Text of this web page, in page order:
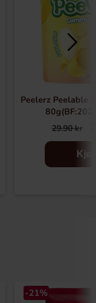
Peelerz Peelable
29.90 kr
-21%